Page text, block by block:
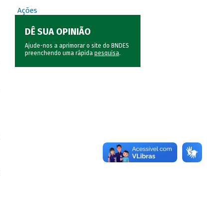
Ações
DÊ SUA OPINIÃO
Ajude-nos a aprimorar o site do BNDES
preenchendo uma rápida pesquisa.